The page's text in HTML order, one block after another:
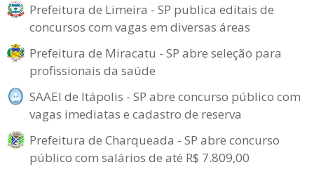
Prefeitura de Limeira - SP publica editais de
concursos com vagas em diversas áreas
Prefeitura de Miracatu - SP abre seleção para
profissionais da saúde
SAAEI de Itápolis - SP abre concurso público com
vagas imediatas e cadastro de reserva
Prefeitura de Charqueada - SP abre concurso
público com salários de até R$ 7.809,00